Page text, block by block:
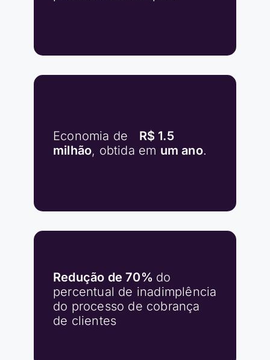
Economia de R$ 1.5
milhão, obtida em um ano.
Redução de 70% do
percentual de inadimplência
do processo de cobrança
de clientes